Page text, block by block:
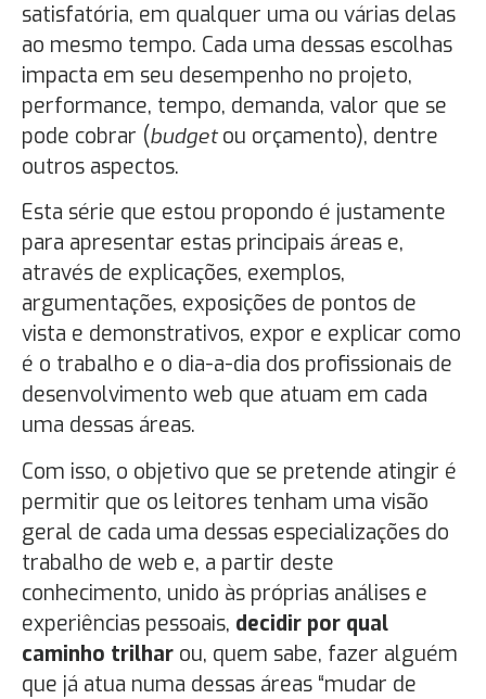
satisfatória, em qualquer uma ou várias delas
ao mesmo tempo. Cada uma dessas escolhas
impacta em seu desempenho no projeto,
performance, tempo, demanda, valor que se
pode cobrar (budgetou orçamento), dentre
outros aspectos.
Esta série que estou propondo é justamente
para apresentar estas principais áreas e,
através de explicações, exemplos,
argumentações, exposições de pontos de
vista e demonstrativos, expor e explicar como
é o trabalho e o dia-a-dia dos profissionais de
desenvolvimento web que atuam em cada
uma dessas áreas.
Com isso, o objetivo que se pretende atingir é
permitir que os leitores tenham uma visão
geral de cada uma dessas especializações do
trabalho de web e, a partir deste
conhecimento, unido às próprias análises e
experiências pessoais, decidir por qual
caminho trilhar ou, quem sabe, fazer alguém
que já atua numa dessas áreas “mudar de